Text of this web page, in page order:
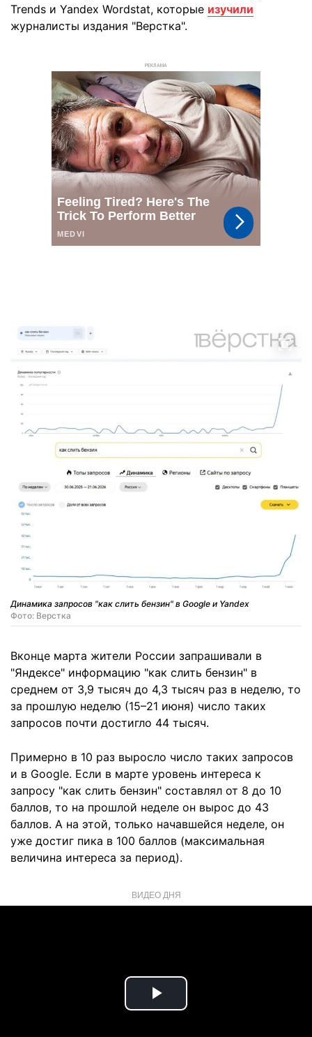
Trends и Yandex Wordstat, которые изучили
журналисты издания "Верстка".
РЕКЛАМА
Динамика запросов "как слить бензин" в Google и Yandex
Фото: Верстка
Вконце марта жители России запрашивали в
"Яндексе" информацию "как слить бензин" в
среднем от 3,9 тысяч до 4,3 тысяч раз в неделю, то
за прошлую неделю (15–21 июня) число таких
запросов почти достигло 44 тысяч.
Примерно в 10 раз выросло число таких запросов
и в Google. Если в марте уровень интереса к
запросу "как слить бензин" составлял от 8 до 10
баллов, то на прошлой неделе он вырос до 43
баллов. А на этой, только начавшейся неделе, он
уже достиг пика в 100 баллов (максимальная
величина интереса за период).
ВИДЕО ДНЯ
Play